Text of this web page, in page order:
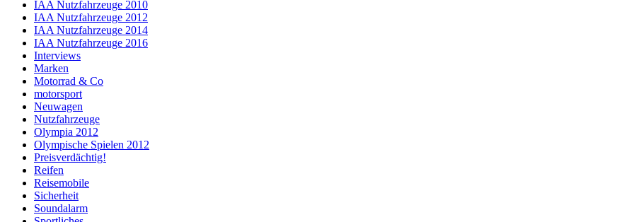
IAA Nutzfahrzeuge 2010
IAA Nutzfahrzeuge 2012
IAA Nutzfahrzeuge 2014
IAA Nutzfahrzeuge 2016
Interviews
Marken
Motorrad & Co
motorsport
Neuwagen
Nutzfahrzeuge
Olympia 2012
Olympische Spielen 2012
Preisverdächtig!
Reifen
Reisemobile
Sicherheit
Soundalarm